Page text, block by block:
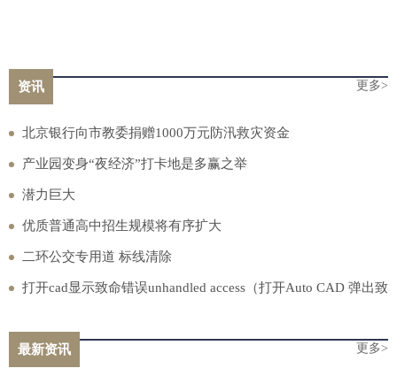
资讯 更多>
北京银行向市教委捐赠1000万元防汛救灾资金
产业园变身“夜经济”打卡地是多赢之举
潜力巨大
优质普通高中招生规模将有序扩大
二环公交专用道 标线清除
打开cad显示致命错误unhandled access（打开Auto CAD 弹出致
最新资讯 更多>